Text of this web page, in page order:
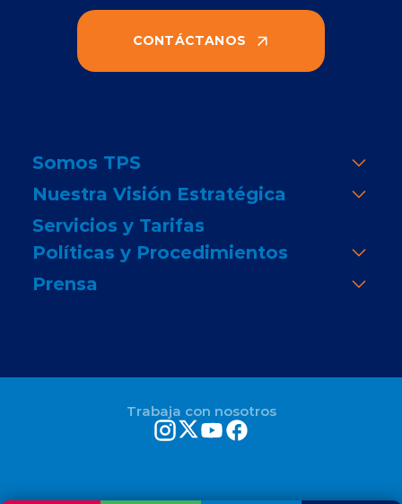
CONTÁCTANOS
Somos TPS
Nuestra Visión Estratégica
Servicios y Tarifas
Políticas y Procedimientos
Prensa
Trabaja con nosotros